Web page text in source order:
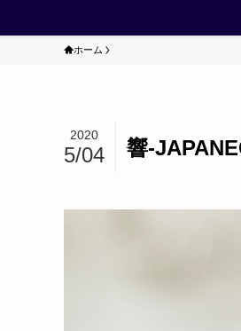
ホーム
響-
2020
5/04